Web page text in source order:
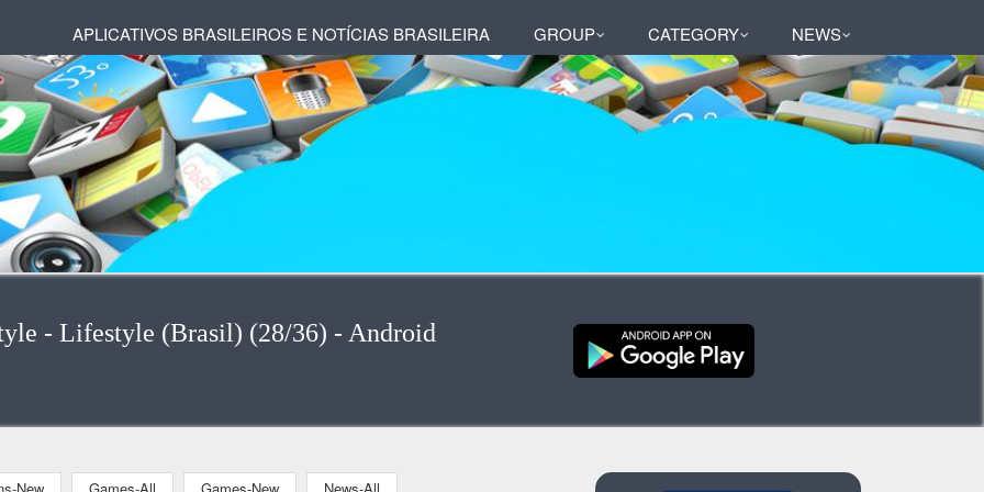
APLICATIVOS BRASILEIROS E NOTÍCIAS BRASILEIRA GROUP CATEGORY NEWS
- Lifestyle (Brasil) (28/36) - Android